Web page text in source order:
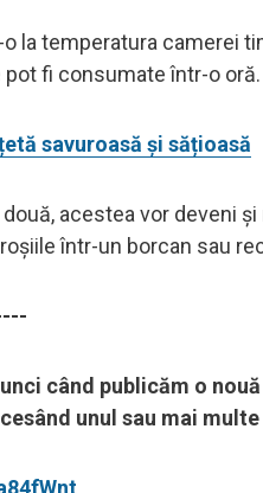
la temperatura camerei
fi consumate într-o oră.
savuroasă și sățioasă
acestea vor deveni
într-un borcan sau
când publicăm o
unul sau mai